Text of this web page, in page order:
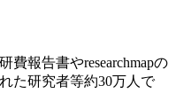
報告書やresearchmapの
た研究者等約30万人で